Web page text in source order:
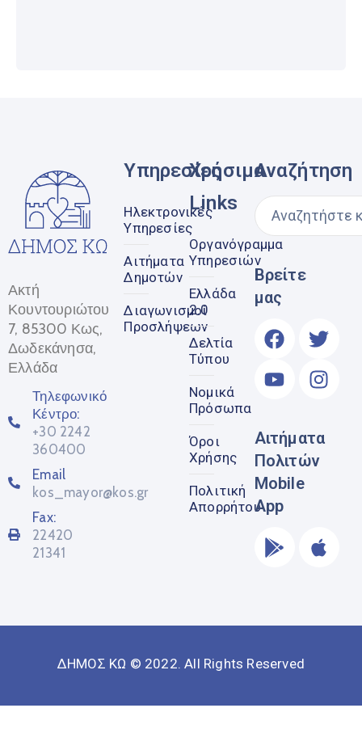
Ακτή
Κουντουριώτου
7, 85300 Κως,
Δωδεκάνησα,
Ελλάδα
Τηλεφωνικό
Κέντρο:
+30 2242
360400
Email
kos_mayor@kos.gr
Fax:
22420
21341
Υπηρεσίες
Ηλεκτρονικές
Υπηρεσίες
Αιτήματα
Δημοτών
Διαγωνισμοί
Προσλήψεων
Χρήσιμα
Links
Οργανόγραμμα
Υπηρεσιών
Ελλάδα
2.0
Δελτία
Τύπου
Νομικά
Πρόσωπα
Όροι
Χρήσης
Πολιτική
Απορρήτου
Αναζήτηση
Βρείτε
μας
Αιτήματα
Πολιτών
Mobile
App
ΔΗΜΟΣ ΚΩ © 2022. All Rights Reserved